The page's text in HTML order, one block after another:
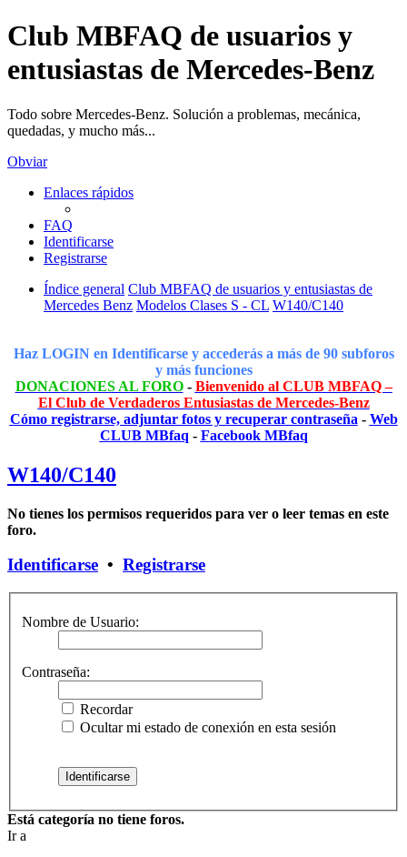
Club MBFAQ de usuarios y
entusiastas de Mercedes-Benz
Todo sobre Mercedes-Benz. Solución a problemas, mecánica,
quedadas, y mucho más...
Obviar
Enlaces rápidos
FAQ
Identificarse
Registrarse
Índice general Club MBFAQ de usuarios y entusiastas de
Mercedes Benz Modelos Clases S - CL W140/C140
Haz LOGIN en Identificarse y accederás a más de 90 subforos
y más funciones
DONACIONES AL FORO- Bienvenido al CLUB MBFAQ –
El Club de Verdaderos Entusiastas de Mercedes-Benz
Cómo registrarse, adjuntar fotos y recuperar contraseña - Web
CLUB MBfaq - Facebook MBfaq
W140/C140
No tienes los permisos requeridos para ver o leer temas en este
foro.
Identificarse • Registrarse
Nombre de Usuario:
Contraseña:
Recordar
Ocultar mi estado de conexión en esta sesión
Está categoría no tiene foros.
Ir a